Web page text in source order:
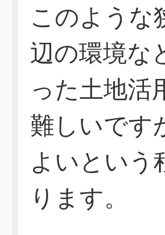
このような
辺の環境な
った土地活
難しいです
よいという
ります。